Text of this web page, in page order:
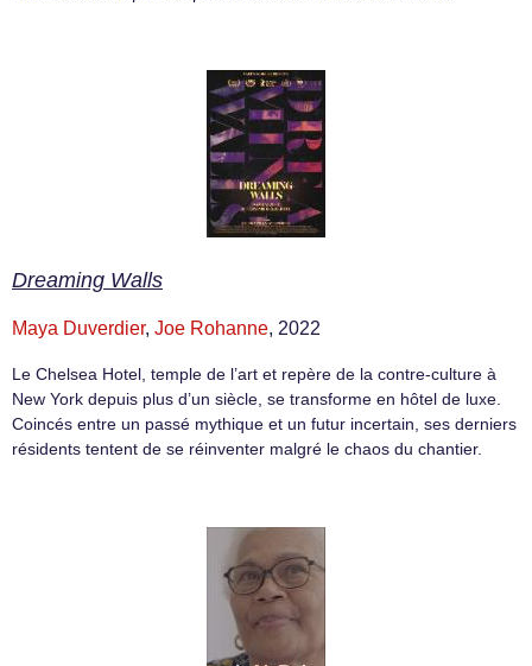
Dreaming Walls
Maya Duverdier, Joe Rohanne, 2022
Le Chelsea Hotel, temple de l’art et repère de la contre-culture à
New York depuis plus d’un siècle, se transforme en hôtel de luxe.
Coincés entre un passé mythique et un futur incertain, ses derniers
résidents tentent de se réinventer malgré le chaos du chantier.